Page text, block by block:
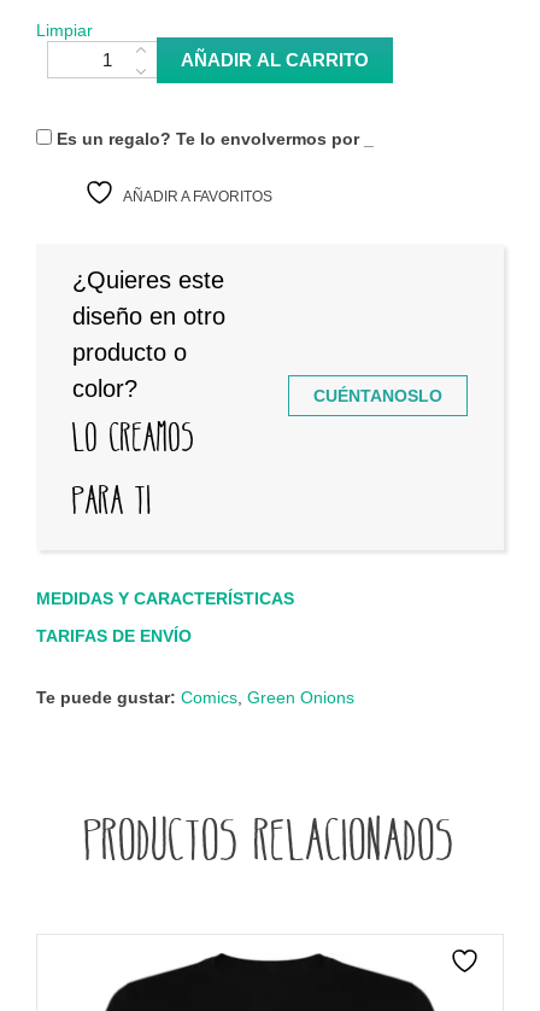
Limpiar
Taza Green Onions (diseño #2) cantidad
AÑADIR AL CARRITO
Es un regalo? Te lo envolvermos por
AÑADIR A FAVORITOS
¿Quieres este
diseño en otro
producto o
color?
Lo creamos
para ti
CUÉNTANOSLO
MEDIDAS Y CARACTERÍSTICAS
TARIFAS DE ENVÍO
Te puede gustar: Comics Green Onions
Productos relacionados